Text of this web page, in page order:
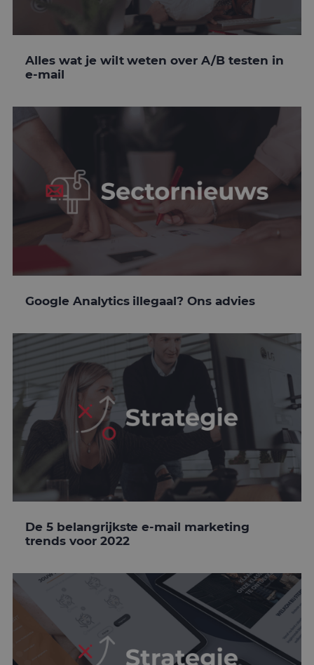
Alles wat je wilt weten over A/B testen in
e-mail
Google Analytics illegaal? Ons advies
De 5 belangrijkste e-mail marketing
trends voor 2022